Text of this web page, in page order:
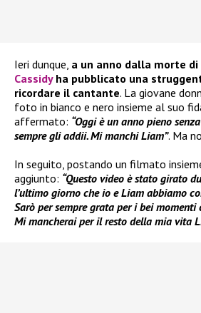
Ieri dunque, a un anno dalla morte di
Cassidyha pubblicato una
ricordare il cantante. La giovane
foto in bianco e nero insieme al suo
affermato: “Oggi è un anno pieno
sempre gli addii. Mi manchi Liam”. Ma
In seguito, postando un filmato
aggiunto: “Questo video è stato girato
l’ultimo giorno che io e Liam abbiamo
Sarò per sempre grata per i bei momenti
Mi mancherai per il resto della mia vita